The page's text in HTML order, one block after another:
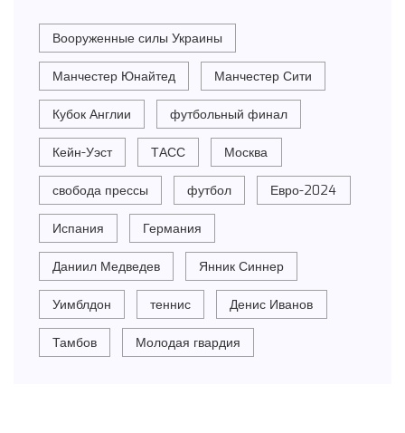
Вооруженные силы Украины
Манчестер Юнайтед Манчестер Сити
Кубок Англии футбольный финал
Кейн-Уэст ТАСС Москва
свобода прессы футбол Евро-2024
Испания Германия
Даниил Медведев Янник Синнер
Уимблдон теннис Денис Иванов
Тамбов Молодая гвардия